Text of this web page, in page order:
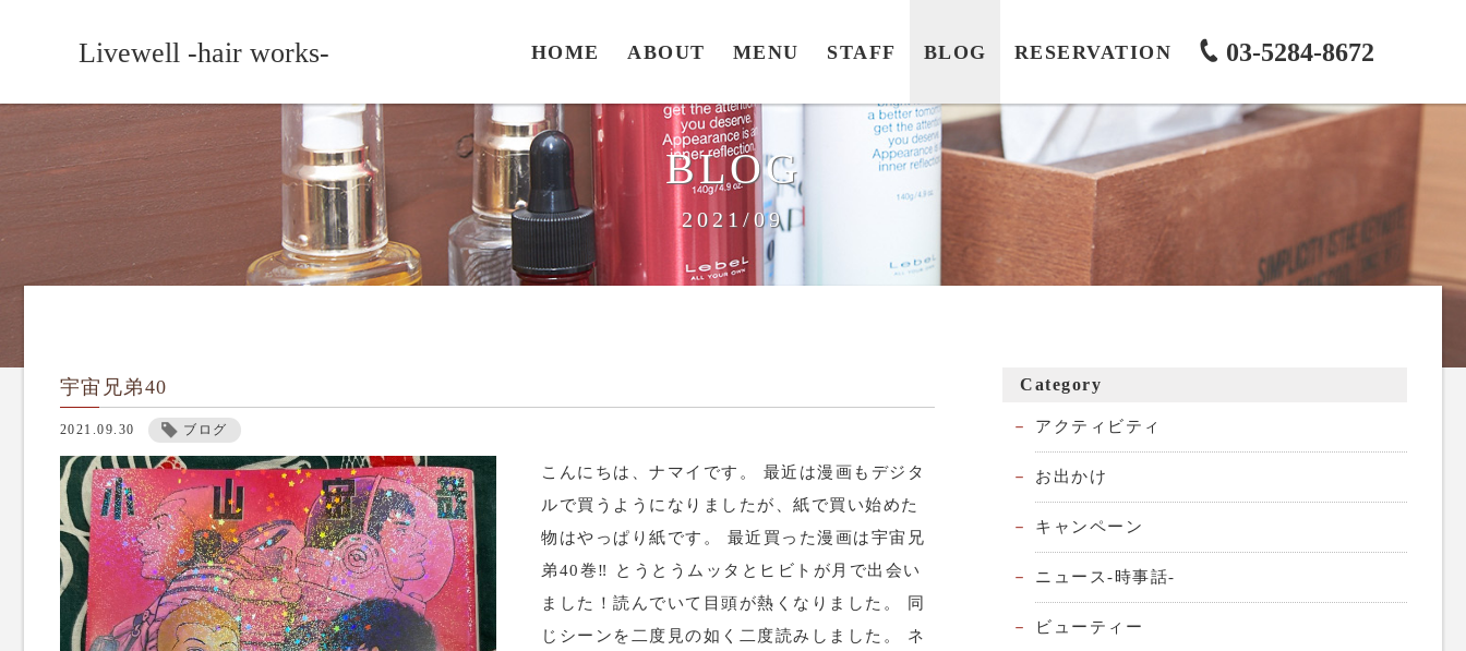
Livewell -hair works- HOME ABOUT MENU STAFF BLOG RESERVATION 03-5284-8672
BLOG
2021/09
宇宙兄弟40
2021.09.30 ブログ
こんにちは、ナマイです。 最近は漫画もデジタ
ルで買うようになりましたが、紙で買い始めた
物はやっぱり紙です。 最近買った漫画は宇宙兄
弟40巻‼️ とうとうムッタとヒビトが月で出会い
ました！読んでいて目頭が熱くなりました。 同
じシーンを二度見の如く二度読みしました。 ネ
Category
アクティビティ
お出かけ
キャンペーン
ニュース-時事話-
ビューティー